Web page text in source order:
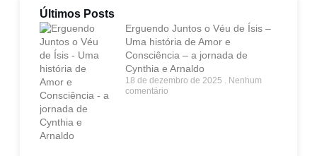
Últimos Posts
Erguendo Juntos o Véu de Ísis –
Uma história de Amor e
Consciência – a jornada de
Cynthia e Arnaldo
18 de dezembro de 2025
Nenhum
comentário